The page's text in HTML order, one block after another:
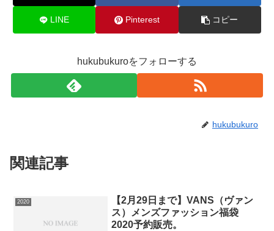
LINE Pinterest コピー
hukubukuroをフォローする
hukubukuro
関連記事
2020
【2月29日まで】VANS（ヴァン
ス）メンズファッション福袋
2020予約販売。